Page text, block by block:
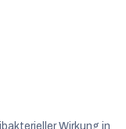
Wirkung in